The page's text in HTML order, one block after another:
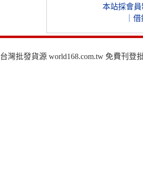
本站採會員
借
台灣批發貨源 world168.com.tw 免費刊登